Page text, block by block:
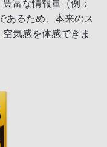
富な情報量（例：
あるため、本来のス
気感を体感できま